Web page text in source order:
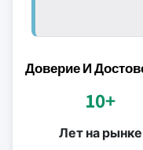
Доверие И
10+
Лет на рынке